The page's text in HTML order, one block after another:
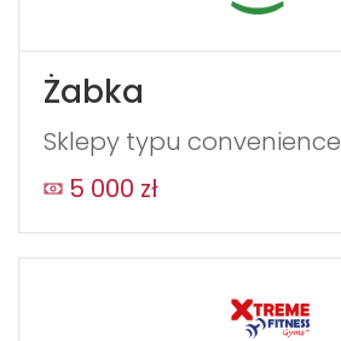
Żabka
Sklepy typu convenience
5 000 zł